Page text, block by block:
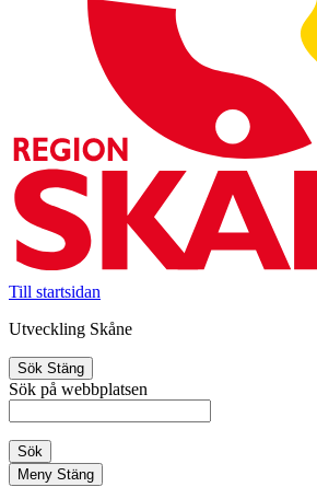
Till startsidan
Utveckling Skåne
Sök Stäng
Sök på webbplatsen
Sök
Meny Stäng